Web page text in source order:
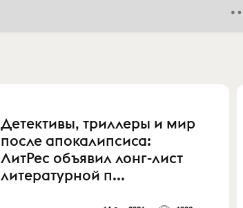
Детективы, триллеры и мир
после апокалипсиса:
ЛитРес объявил лонг-лист
литературной п...